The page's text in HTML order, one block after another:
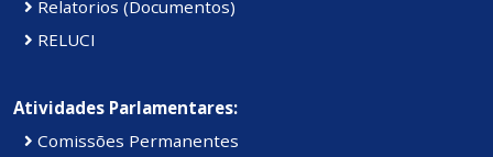
Relatorios (Documentos)
RELUCI
Atividades Parlamentares:
Comissões Permanentes